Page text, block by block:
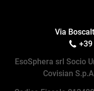
Via
EsoSphera srl Socio
Covisian